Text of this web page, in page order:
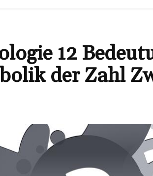
12
der Zahl